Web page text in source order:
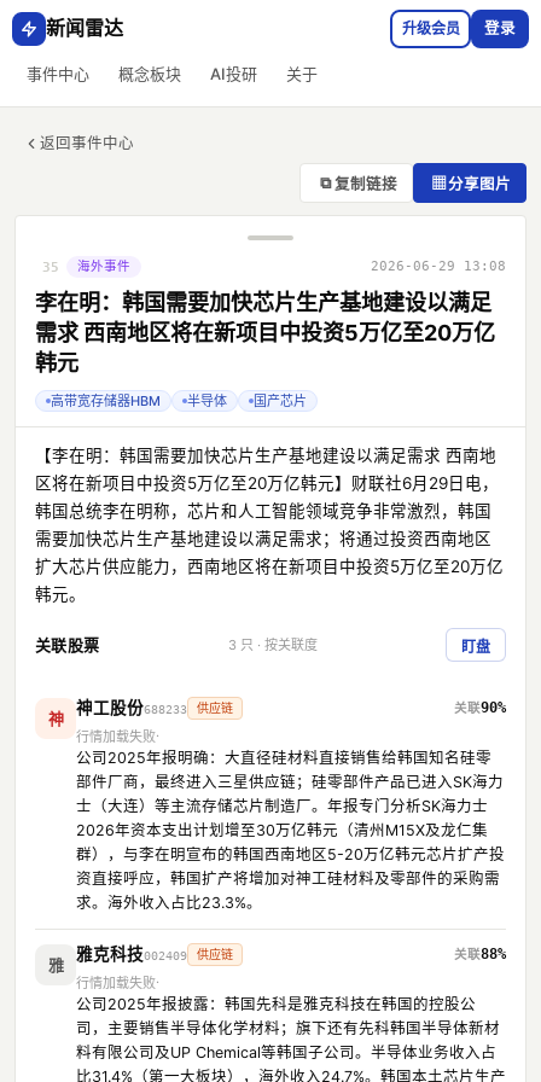
新闻雷达
事件中心 概念板块 AI投研 关于
升级会员 登录
返回事件中心
⧉ 复制链接 ▦分享图片
35 海外事件 2026-06-29 13:08
李在明：韩国需要加快芯片生产基地建设以满足
需求 西南地区将在新项目中投资5万亿至20万亿
韩元
高带宽存储器HBM 半导体 国产芯片
【李在明：韩国需要加快芯片生产基地建设以满足需求 西南地
区将在新项目中投资5万亿至20万亿韩元】财联社6月29日电，
韩国总统李在明称，芯片和人工智能领域竞争非常激烈，韩国
需要加快芯片生产基地建设以满足需求；将通过投资西南地区
扩大芯片供应能力，西南地区将在新项目中投资5万亿至20万亿
韩元。
关联股票 3 只 · 按关联度 盯盘
神
神工股份688233 供应链
90%
行情加载失败
公司2025年报明确：大直径硅材料直接销售给韩国知名硅零
部件厂商，最终进入三星供应链；硅零部件产品已进入SK海力
士（大连）等主流存储芯片制造厂。年报专门分析SK海力士
2026年资本支出计划增至30万亿韩元（清州M15X及龙仁集
群），与李在明宣布的韩国西南地区5-20万亿韩元芯片扩产投
资直接呼应，韩国扩产将增加对神工硅材料及零部件的采购需
求。海外收入占比23.3%。
雅
雅克科技002409 供应链
88%
行情加载失败
公司2025年报披露：韩国先科是雅克科技在韩国的控股公
司，主要销售半导体化学材料；旗下还有先科韩国半导体新材
料有限公司及UP Chemical等韩国子公司。半导体业务收入占
比31.4%（第一大板块），海外收入24.7%。韩国本土芯片生产